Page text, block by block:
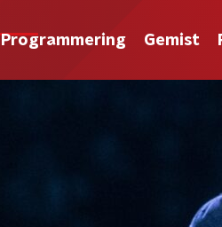
Programmering Gemist